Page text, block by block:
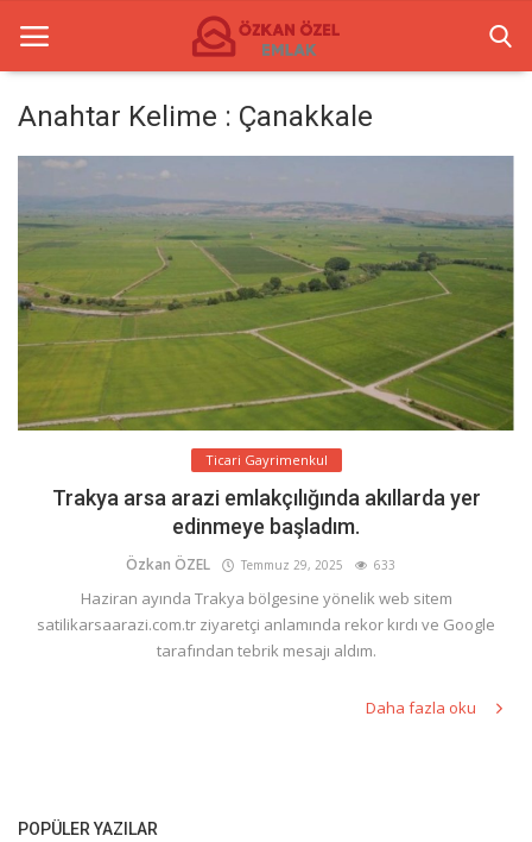
Anasayfa
Ticari Gayrimenkul
İletişim
Ticari Merkezler
Türkçe
Anahtar Kelime : Çanakkale
Ticari Gayrimenkul
Trakya arsa arazi emlakçılığında akıllarda yer
edinmeye başladım.
Özkan ÖZEL Temmuz 29, 2025 633
Haziran ayında Trakya bölgesine yönelik web sitem
satilikarsaarazi.com.tr ziyaretçi anlamında rekor kırdı ve Google
tarafından tebrik mesajı aldım.
Daha fazla oku
POPÜLER YAZILAR